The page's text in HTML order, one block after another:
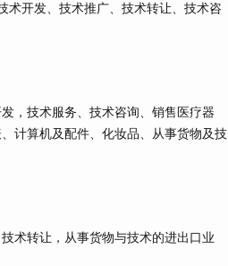
术开发、技术推广、技术转让、技术咨
，技术服务、技术咨询、销售医疗器
计算机及配件、化妆品、从事货物及技
术转让，从事货物与技术的进出口业